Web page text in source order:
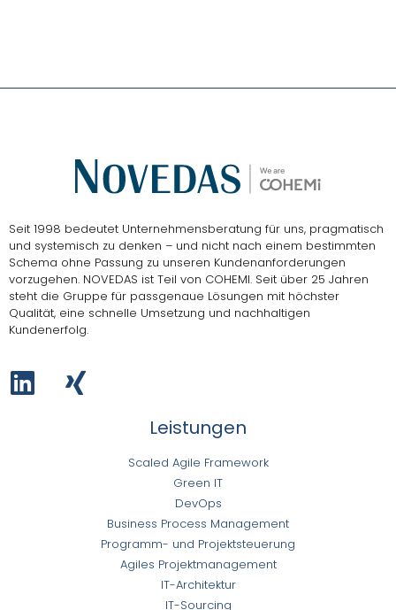
Seit 1998 bedeutet Unternehmensberatung für uns, pragmatisch
und systemisch zu denken – und nicht nach einem bestimmten
Schema ohne Passung zu unseren Kundenanforderungen
vorzugehen. NOVEDAS ist Teil von COHEMI. Seit über 25 Jahren
steht die Gruppe für passgenaue Lösungen mit höchster
Qualität, eine schnelle Umsetzung und nachhaltigen
Kundenerfolg.
Leistungen
Scaled Agile Framework
Green IT
DevOps
Business Process Management
Programm- und Projektsteuerung
Agiles Projektmanagement
IT-Architektur
IT-Sourcing